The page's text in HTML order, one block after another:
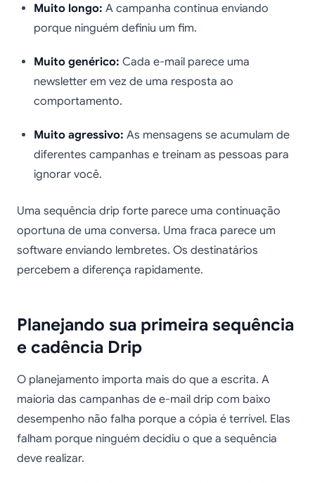
Muito longo: A campanha continua enviando
porque ninguém definiu um fim.
Muito genérico: Cada e-mail parece uma
newsletter em vez de uma resposta ao
comportamento.
Muito agressivo: As mensagens se acumulam de
diferentes campanhas e treinam as pessoas para
ignorar você.
Uma sequência drip forte parece uma continuação
oportuna de uma conversa. Uma fraca parece um
software enviando lembretes. Os destinatários
percebem a diferença rapidamente.
Planejando sua primeira sequência
e cadência Drip
O planejamento importa mais do que a escrita. A
maioria das campanhas de e-mail drip com baixo
desempenho não falha porque a cópia é terrível. Elas
falham porque ninguém decidiu o que a sequência
deve realizar.